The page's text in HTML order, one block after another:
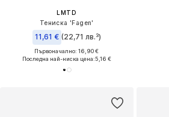
LMTD
Тениска 'Fagen'
11,61 € (22,71 лв.³)
Първоначално: 16,90 €
Последна най-ниска цена:5,16 €